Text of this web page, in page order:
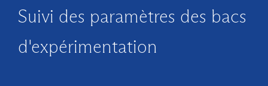
Suivi des paramètres des bacs
d'expérimentation